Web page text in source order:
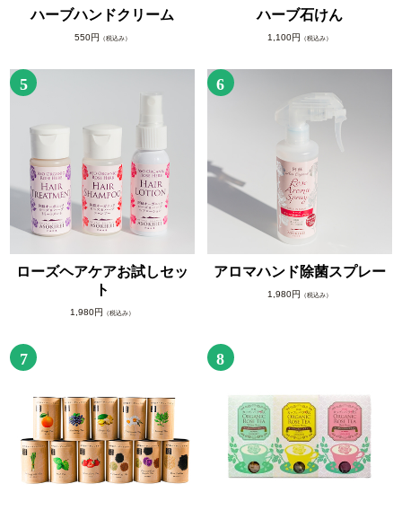
ハーブハンドクリーム
550円 （税込み）
ハーブ石けん
1,100円 （税込み）
5
ローズヘアケアお試しセッ
ト
1,980円 （税込み）
6
アロマハンド除菌スプレー
1,980円 （税込み）
7 8